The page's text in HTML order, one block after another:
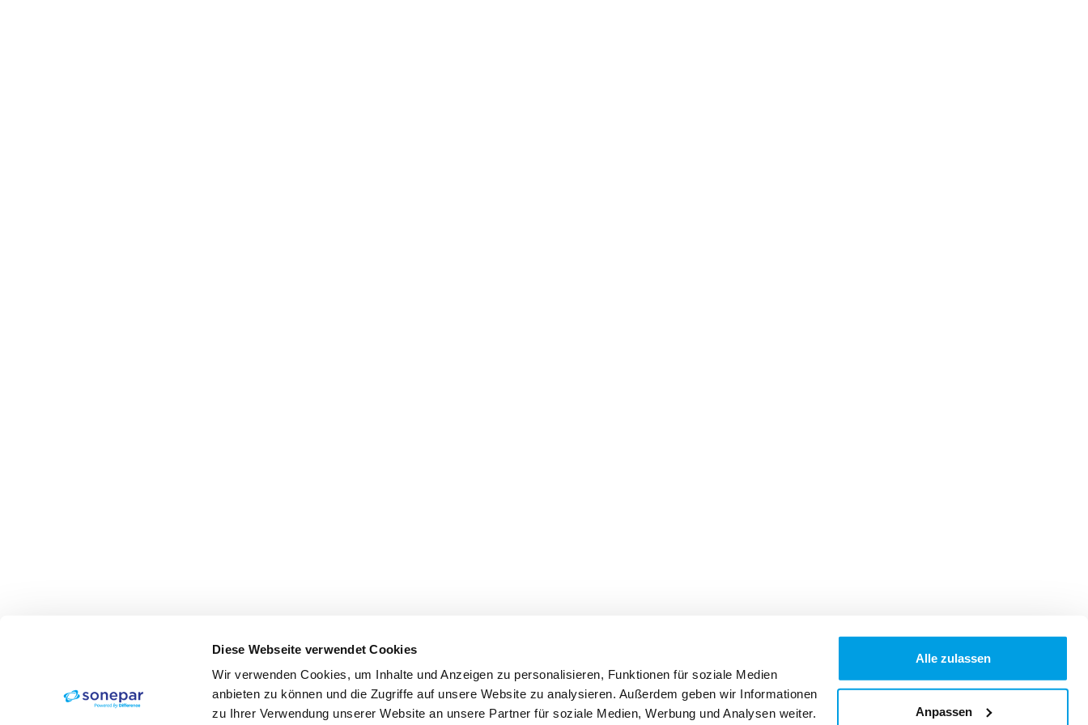
Diese Webseite verwendet Cookies
Wir verwenden Cookies, um Inhalte und Anzeigen zu personalisieren, Funktionen für soziale Medien
anbieten zu können und die Zugriffe auf unsere Website zu analysieren. Außerdem geben wir Informationen
zu Ihrer Verwendung unserer Website an unsere Partner für soziale Medien, Werbung und Analysen weiter.
Alle zulassen
Anpassen